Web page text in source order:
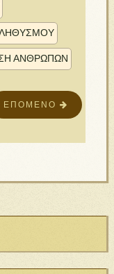
ΑΝΘΡΩΠΩΝ
ΕΠΌΜΕΝΟ